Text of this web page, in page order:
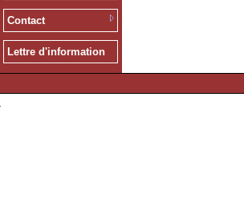
Contact
Lettre d'information